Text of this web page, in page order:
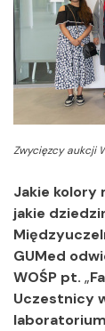
Zwycięzcy aukcji
Jakie kolory
jakie
GUMed
WOŚP pt. „
Uczestnicy